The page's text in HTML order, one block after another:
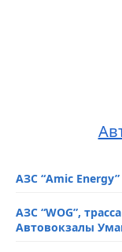
АЗС “Amic
АЗС “WOG”,
Автовокзалы